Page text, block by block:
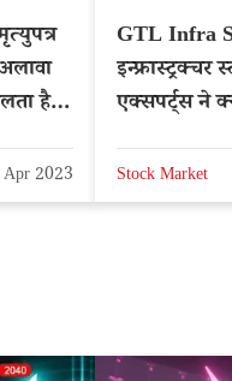
है?
2023
GTL Infra
एक्सपर्ट्स ने
Stock Market